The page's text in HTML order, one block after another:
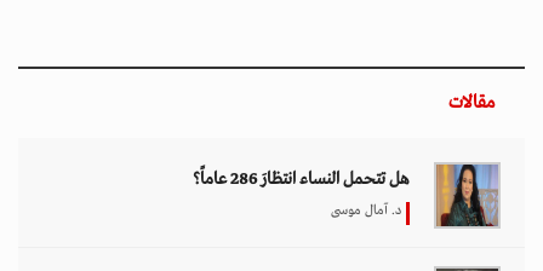
مقالات
هل تتحمل النساء انتظارَ 286 عاماً؟
د. آمال موسى